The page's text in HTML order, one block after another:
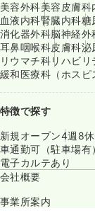
美容外科美容皮膚科
血液内科腎臓内科糖
消化器外科脳神経外
耳鼻咽喉科皮膚科泌
リウマチ科リハビ
緩和医療科（ホスピ
特徴で探す
新規オープン4週8
車通勤可（駐車場有
電子カルテあり
会社概要
事業所案内